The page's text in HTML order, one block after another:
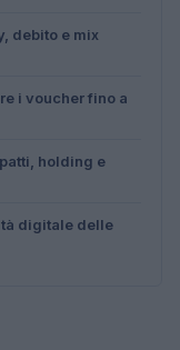
debito e mix
i voucher fino a
holding e
digitale delle